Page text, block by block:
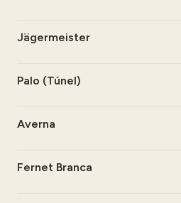
Jägermeister
Palo (Túnel)
Averna
Fernet Branca